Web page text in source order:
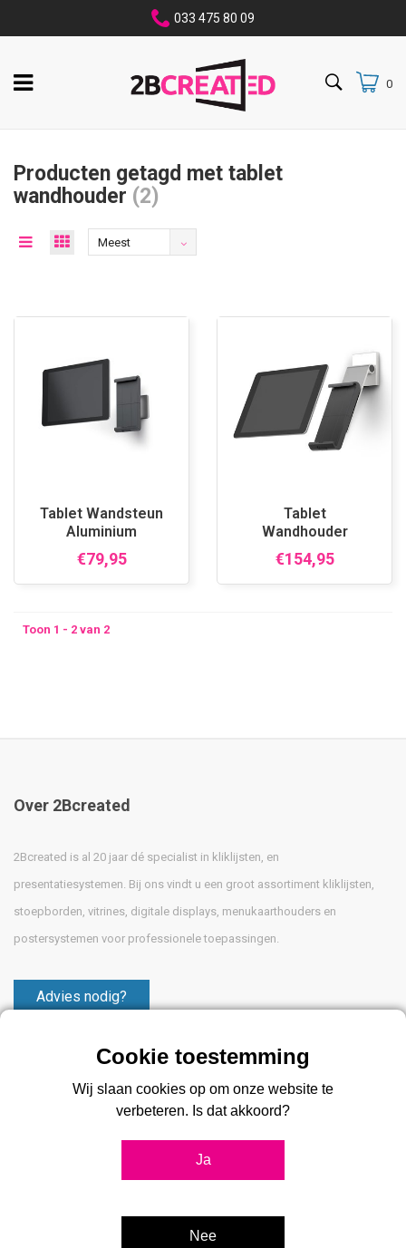
033 475 80 09
0
Producten getagd met tablet
wandhouder (2)
Meest
Tablet Wandsteun
Aluminium
€79,95
Tablet
Wandhouder
aluminium
€154,95
Toon 1 - 2 van 2
Over 2Bcreated
2Bcreated is al 20 jaar dé specialist in kliklijsten, en
presentatiesystemen. Bij ons vindt u een groot assortiment kliklijsten,
stoepborden, vitrines, digitale displays, menukaarthouders en
postersystemen voor professionele toepassingen.
Advies nodig?
Wij slaan cookies op om onze website te
verbeteren. Is dat akkoord?
Ja
Nee